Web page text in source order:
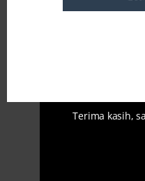
Terima kasih,